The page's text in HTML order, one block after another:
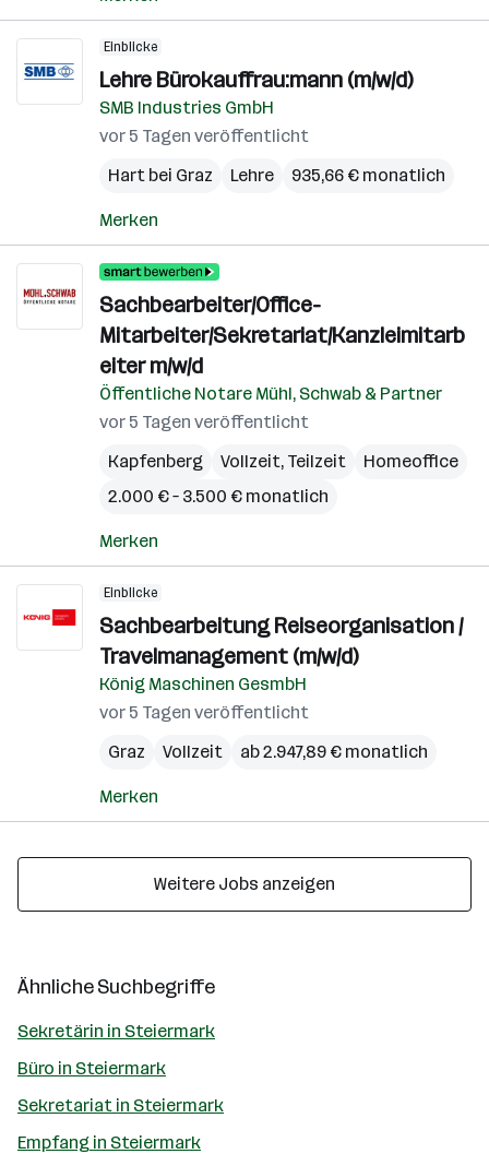
Einblicke
Lehre Bürokauffrau:mann (m/w/d)
SMB Industries GmbH
vor 5 Tagen veröffentlicht
Hart bei Graz
Lehre 935,66 € monatlich
Merken
Sachbearbeiter/Office-
Mitarbeiter/Sekretariat/Kanzleimitarb
eiter m/w/d
Öffentliche Notare Mühl, Schwab & Partner
vor 5 Tagen veröffentlicht
Kapfenberg
Vollzeit, Teilzeit
Homeoffice
2.000 € – 3.500 € monatlich
Merken
Einblicke
Sachbearbeitung Reiseorganisation /
Travelmanagement (m/w/d)
König Maschinen GesmbH
vor 5 Tagen veröffentlicht
Graz
Vollzeit ab 2.947,89 € monatlich
Merken
Weitere Jobs anzeigen
Ähnliche Suchbegriffe
Sekretärin in Steiermark
Büro in Steiermark
Sekretariat in Steiermark
Empfang in Steiermark